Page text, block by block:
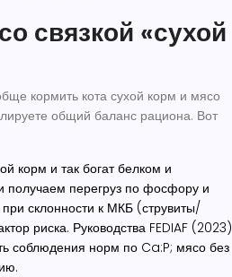
связкой «сухой
кормить котасухой корм и мясо
общий баланс рациона. Вот
корм и так богат белком и
получаем перегруз по фосфору и
при склонности к МКБ (струвиты/
риска. Руководства FEDIAF (2023)
соблюдения норм по Ca:P; мясо без